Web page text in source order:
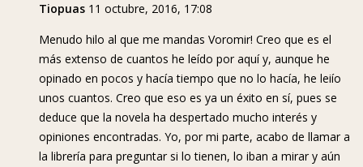
Tiopuas 11 octubre, 2016, 17:08
Menudo hilo al que me mandas Voromir! Creo que es el
más extenso de cuantos he leído por aquí y, aunque he
opinado en pocos y hacía tiempo que no lo hacía, he leiío
unos cuantos. Creo que eso es ya un éxito en sí, pues se
deduce que la novela ha despertado mucho interés y
opiniones encontradas. Yo, por mi parte, acabo de llamar a
la librería para preguntar si lo tienen, lo iban a mirar y aún